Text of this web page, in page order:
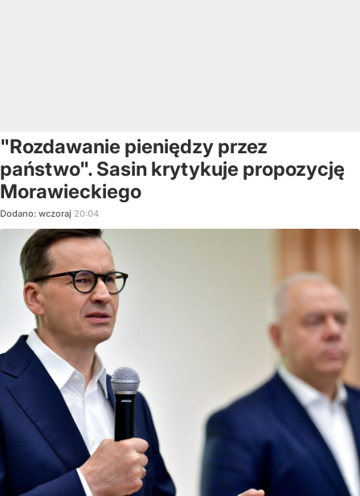
"Rozdawanie pieniędzy przez
państwo". Sasin krytykuje propozycję
Morawieckiego
Dodano: wczoraj 20:04